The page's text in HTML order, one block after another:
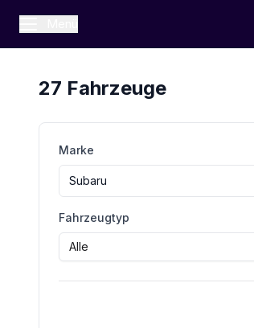
27 Fahrzeuge
Marke
Subaru
Fahrzeugtyp
Alle